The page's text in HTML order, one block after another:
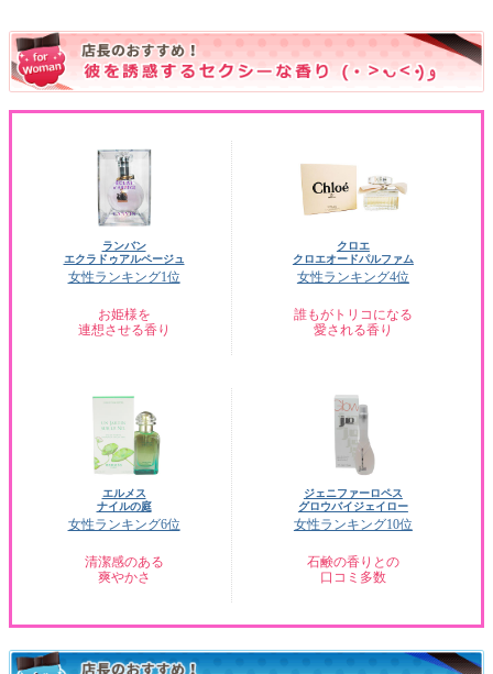
ランバン
エクラドゥアルページュ
女性ランキング1位
お姫様を
連想させる香り
クロエ
クロエオードパルファム
女性ランキング4位
誰もがトリコになる
愛される香り
エルメス
ナイルの庭
女性ランキング6位
清潔感のある
爽やかさ
ジェニファーロペス
グロウバイジェイロー
女性ランキング10位
石鹸の香りとの
口コミ多数